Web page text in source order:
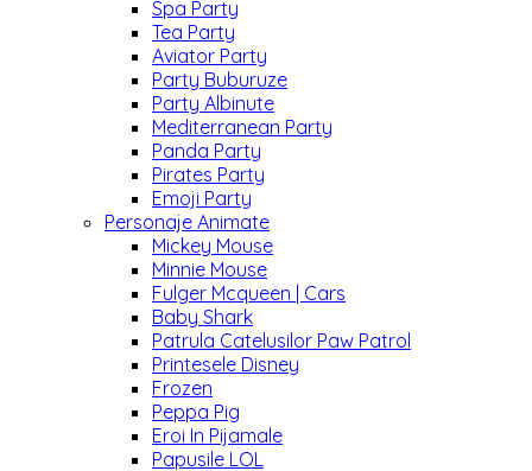
Spa Party
Tea Party
Aviator Party
Party Buburuze
Party Albinute
Mediterranean Party
Panda Party
Pirates Party
Emoji Party
Personaje Animate
Mickey Mouse
Minnie Mouse
Fulger Mcqueen | Cars
Baby Shark
Patrula Catelusilor Paw Patrol
Printesele Disney
Frozen
Peppa Pig
Eroi In Pijamale
Papusile LOL